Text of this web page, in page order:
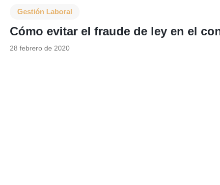
Gestión Laboral
Cómo evitar el fraude de ley en el
28 febrero de 2020